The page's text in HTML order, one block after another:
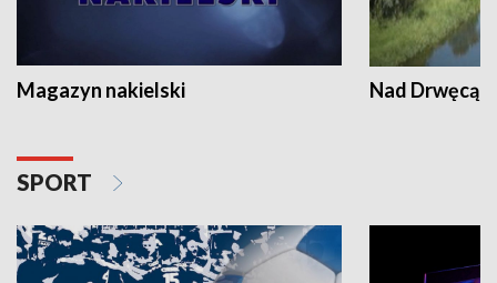
Magazyn nakielski Nad Drwęcą
SPORT